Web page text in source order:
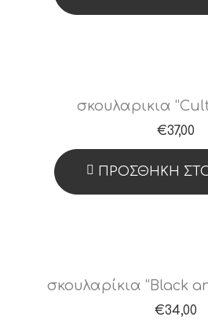
σκουλαρικια
€37,00
ΠΡΟΣΘΉΚΗ
σκουλαρίκια “Black
€34,00